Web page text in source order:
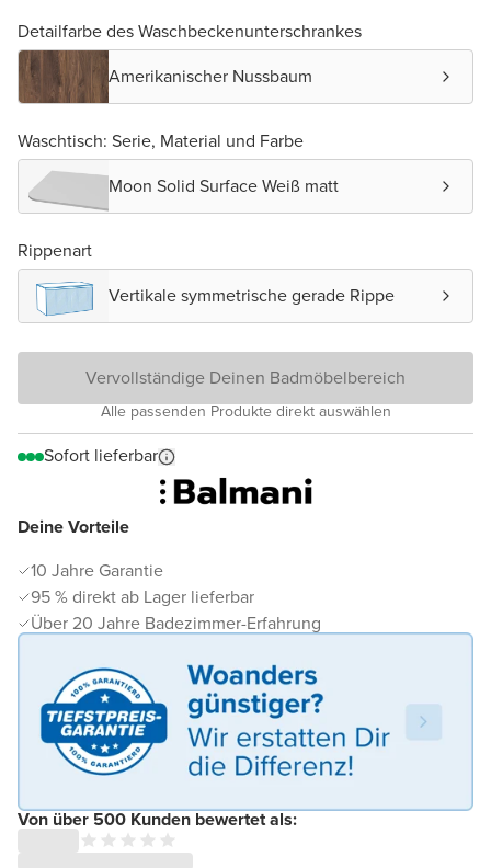
Deine Vorteile
10 Jahre Garantie
95 % direkt ab Lager lieferbar
Über 20 Jahre Badezimmer-Erfahrung
Von über 500 Kunden bewertet als:
Detailfarbe des Waschbeckenunterschrankes
Amerikanischer Nussbaum
Waschtisch: Serie, Material und Farbe
Moon Solid Surface Weiß matt
Rippenart
Vertikale symmetrische gerade Rippe
Vervollständige Deinen Badmöbelbereich
Alle passenden Produkte direkt auswählen
Sofort lieferbar